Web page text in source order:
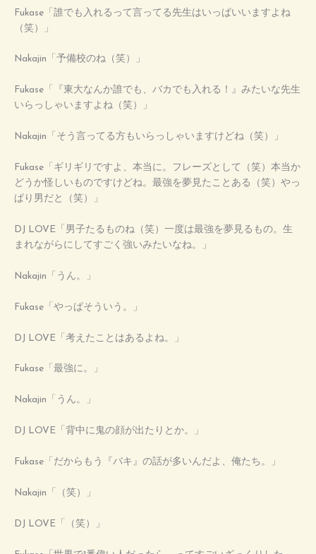
Fukase「誰でも入れるって言ってる先生はいっぱいいますよね
（笑）」
Nakajin「予備校のね（笑）」
Fukase「『東大なんか誰でも、バカでも入れる！』みたいな先生
いらっしゃいますよね（笑）」
Nakajin「そう言ってる方もいらっしゃいますけどね（笑）」
Fukase「ギリギリですよ、本当に。フレーズとして（笑）本当か
どうか怪しいものですけどね。最強を夢見たことある（笑）やっ
ぱり男だと（笑）」
DJ LOVE「男子たるものね（笑）一度は最強を夢見るもの。生
まれながらにしてすごく強いみたいなね。」
Nakajin「うん。」
Fukase「やっぱそういう。」
DJ LOVE「考えたことはあるよね。」
Fukase「最強に。」
Nakajin「うん。」
DJ LOVE「背中に鬼の顔が出たりとか。」
Fukase「だからもう『バキ』の話が多いんだよ、俺たち。」
Nakajin「（笑）」
DJ LOVE「（笑）」